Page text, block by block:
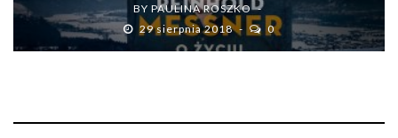
BY PAULINA ROSZKO
29 sierpnia 2018
0